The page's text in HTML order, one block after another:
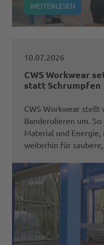
WEITERLESEN
10.07.2026
CWS Workwear
statt Schrumpfen
CWS Workwear stellt
Banderolieren um.
Material und
weiterhin für